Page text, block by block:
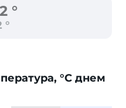
°
°
°C днем